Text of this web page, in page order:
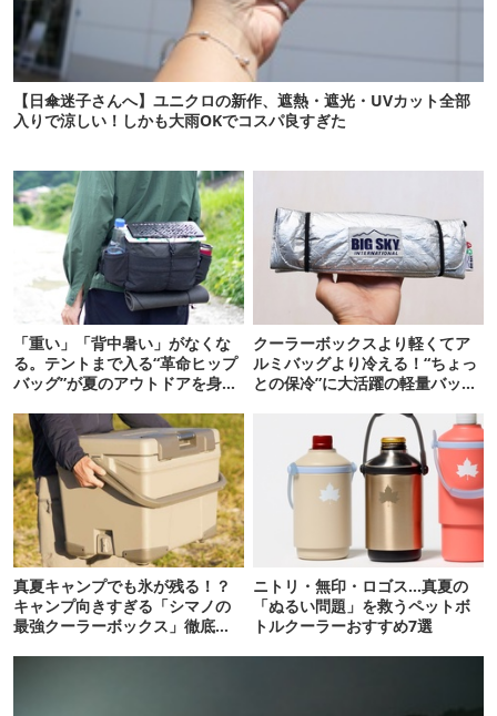
【日傘迷子さんへ】ユニクロの新作、遮熱・遮光・UVカット全部
入りで涼しい！しかも大雨OKでコスパ良すぎた
「重い」「背中暑い」がなくな
る。テントまで入る“革命ヒップ
バッグ”が夏のアウトドアを身軽
クーラーボックスより軽くてア
ルミバッグより冷える！“ちょっ
との保冷”に大活躍の軽量バッグ
真夏キャンプでも氷が残る！？
キャンプ向きすぎる「シマノの
最強クーラーボックス」徹底解
ニトリ・無印・ロゴス…真夏の
「ぬるい問題」を救うペットボ
トルクーラーおすすめ7選